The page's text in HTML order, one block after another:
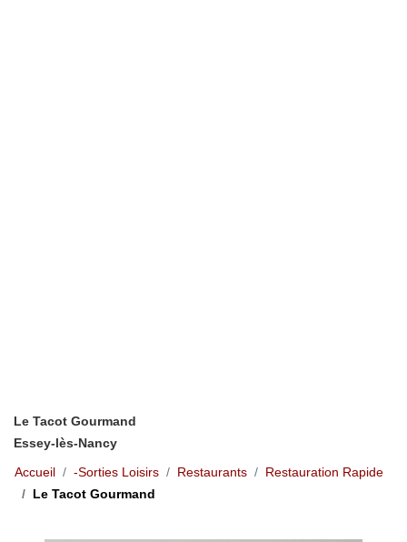
Le Tacot Gourmand
Essey-lès-Nancy
Accueil
-Sorties Loisirs Restaurants
Restauration Rapide
Le Tacot Gourmand